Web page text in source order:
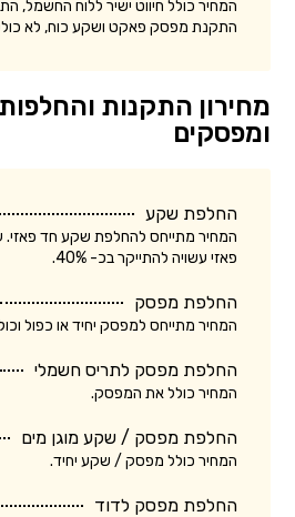
המחיר כולל חיווט ישיר ללוח החשמל,
התקנת מפסק פאקט ושקע כוח, לא
מחירון התקנות
ומפסקים
החלפת שקע
המחיר מתייחס להחלפת שקע חד
פאזי עשויה להתייקר בכ- 40%.
החלפת מפסק
המחיר מתייחס למפסק יחיד או כפול
החלפת מפסק לתריס חשמלי
המחיר כולל את המפסק.
החלפת מפסק / שקע מוגן מים
המחיר כולל מפסק / שקע יחיד.
החלפת מפסק לדוד